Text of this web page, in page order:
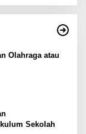
Olahraga atau
Sekolah